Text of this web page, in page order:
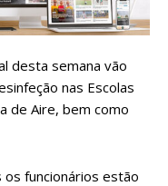
desta semana vão
nas Escolas
de Aire, bem como
funcionários estão